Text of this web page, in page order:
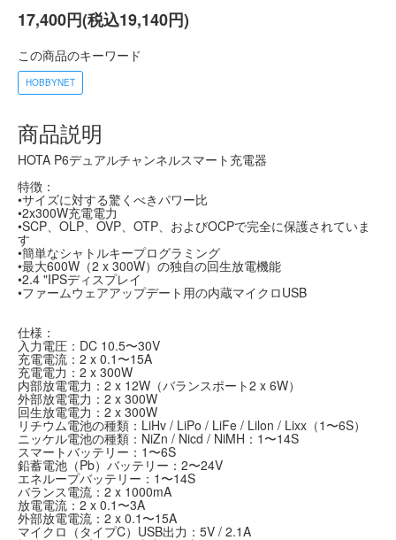
17,400円(税込19,140円)
この商品のキーワード
HOBBYNET
商品説明
HOTA P6デュアルチャンネルスマート充電器
特徴：
•サイズに対する驚くべきパワー比
•2x300W充電電力
•SCP、OLP、OVP、OTP、およびOCPで完全に保護されていま
す
•簡単なシャトルキープログラミング
•最大600W（2 x 300W）の独自の回生放電機能
•2.4 "IPSディスプレイ
•ファームウェアアップデート用の内蔵マイクロUSB
仕様：
入力電圧：DC 10.5〜30V
充電電流：2 x 0.1〜15A
充電電力：2 x 300W
内部放電電力：2 x 12W（バランスポート2 x 6W）
外部放電電力：2 x 300W
回生放電電力：2 x 300W
リチウム電池の種類：LiHv / LiPo / LiFe / Lilon / Lixx（1〜6S）
ニッケル電池の種類：NiZn / Nicd / NiMH：1〜14S
スマートバッテリー：1〜6S
鉛蓄電池（Pb）バッテリー：2〜24V
エネループバッテリー：1〜14S
バランス電流：2 x 1000mA
放電電流：2 x 0.1〜3A
外部放電電流：2 x 0.1〜15A
マイクロ（タイプC）USB出力：5V / 2.1A